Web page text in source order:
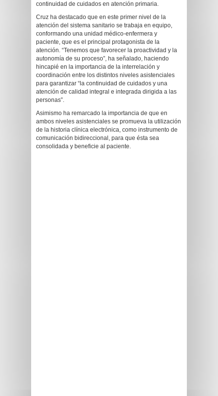
continuidad de cuidados en atención primaria.
Cruz ha destacado que en este primer nivel de la
atención del sistema sanitario se trabaja en equipo,
conformando una unidad médico-enfermera y
paciente, que es el principal protagonista de la
atención. “Tenemos que favorecer la proactividad y la
autonomía de su proceso”, ha señalado, haciendo
hincapié en la importancia de la interrelación y
coordinación entre los distintos niveles asistenciales
para garantizar “la continuidad de cuidados y una
atención de calidad integral e integrada dirigida a las
personas”.
Asimismo ha remarcado la importancia de que en
ambos niveles asistenciales se promueva la utilización
de la historia clínica electrónica, como instrumento de
comunicación bidireccional, para que ésta sea
consolidada y beneficie al paciente.